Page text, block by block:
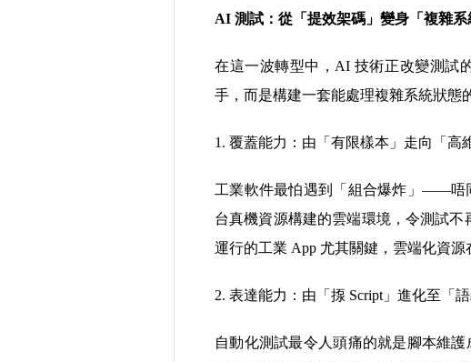
AI 測試：從「提效架碼」變身「複雜系
在這一波轉型中，AI 技術正改變測試
手，而是構建一套能處理複雜系統狀態
1. 覆蓋能力：由「有限樣本」走向「高
工業軟件最怕遇到「組合爆炸」——唔
台真機資源構建的雲端環境，令測試
運行的工業 App 尤其關鍵，雲端化資源
2. 表達能力：由「揼 Script」進化至「語
自動化測試最令人頭痛的就是腳本維